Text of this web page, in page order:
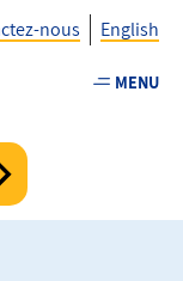
nous English
MENU